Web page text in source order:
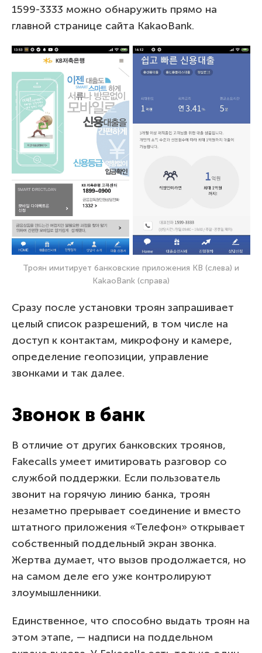
1599-3333 можно обнаружить прямо на
главной странице сайта KakaoBank.
Троян имитирует банковские приложения KB (слева) и
KakaoBank (справа)
Сразу после установки троян запрашивает
целый список разрешений, в том числе на
доступ к контактам, микрофону и камере,
определение геопозиции, управление
звонками и так далее.
Звонок в банк
В отличие от других банковских троянов,
Fakecalls умеет имитировать разговор со
службой поддержки. Если пользователь
звонит на горячую линию банка, троян
незаметно прерывает соединение и вместо
штатного приложения «Телефон» открывает
собственный поддельный экран звонка.
Жертва думает, что вызов продолжается, но
на самом деле его уже контролируют
злоумышленники.
Единственное, что способно выдать троян на
этом этапе, — надписи на поддельном